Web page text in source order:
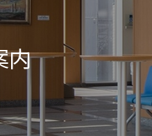
ている日程から利用
登録について
ダウンロード
内